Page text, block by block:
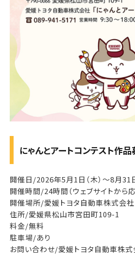
にゃんとアートコンテスト作
開催日/2026年5月1日（木）～8月31日
開催時間/24時間（ウェブサイトから
開催場所/愛媛トヨタ自動車株式会社
住所/愛媛県松山市宮田町109-1
料金/無料
駐車場/あり
お問い合わせ/愛媛トヨタ自動車株